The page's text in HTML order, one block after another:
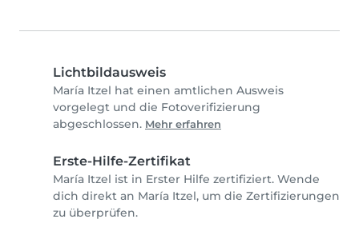
Lichtbildausweis
María Itzel hat einen amtlichen Ausweis
vorgelegt und die Fotoverifizierung
abgeschlossen. Mehr erfahren
Erste-Hilfe-Zertifikat
María Itzel ist in Erster Hilfe zertifiziert. Wende
dich direkt an María Itzel, um die Zertifizierungen
zu überprüfen.